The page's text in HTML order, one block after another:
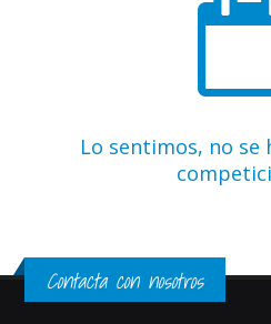
Lo sentimos, no se
Contacta con nosotros